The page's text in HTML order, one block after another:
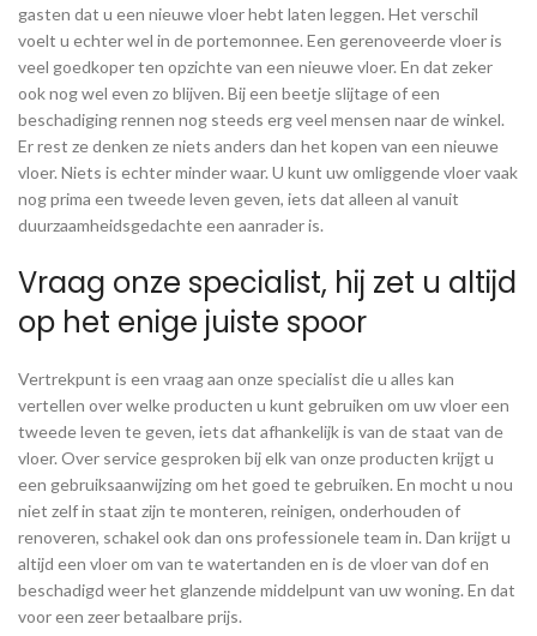
gasten dat u een nieuwe vloer hebt laten leggen. Het verschil
voelt u echter wel in de portemonnee. Een gerenoveerde vloer is
veel goedkoper ten opzichte van een nieuwe vloer. En dat zeker
ook nog wel even zo blijven. Bij een beetje slijtage of een
beschadiging rennen nog steeds erg veel mensen naar de winkel.
Er rest ze denken ze niets anders dan het kopen van een nieuwe
vloer. Niets is echter minder waar. U kunt uw omliggende vloer vaak
nog prima een tweede leven geven, iets dat alleen al vanuit
duurzaamheidsgedachte een aanrader is.
Vraag onze specialist, hij zet u altijd
op het enige juiste spoor
Vertrekpunt is een vraag aan onze specialist die u alles kan
vertellen over welke producten u kunt gebruiken om uw vloer een
tweede leven te geven, iets dat afhankelijk is van de staat van de
vloer. Over service gesproken bij elk van onze producten krijgt u
een gebruiksaanwijzing om het goed te gebruiken. En mocht u nou
niet zelf in staat zijn te monteren, reinigen, onderhouden of
renoveren, schakel ook dan ons professionele team in. Dan krijgt u
altijd een vloer om van te watertanden en is de vloer van dof en
beschadigd weer het glanzende middelpunt van uw woning. En dat
voor een zeer betaalbare prijs.